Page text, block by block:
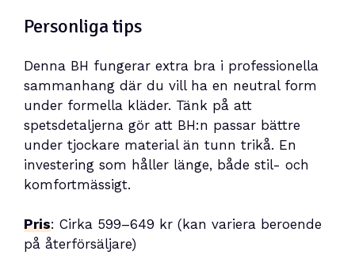
Personliga tips
Denna BH fungerar extra bra i professionella
sammanhang där du vill ha en neutral form
under formella kläder. Tänk på att
spetsdetaljerna gör att BH:n passar bättre
under tjockare material än tunn trikå. En
investering som håller länge, både stil- och
komfortmässigt.
Pris: Cirka 599–649 kr (kan variera beroende
på återförsäljare)